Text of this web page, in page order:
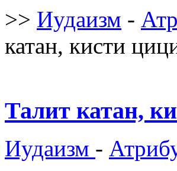
>> Иудаизм -
катан, кисти
Талит катан,
Иудаизм -